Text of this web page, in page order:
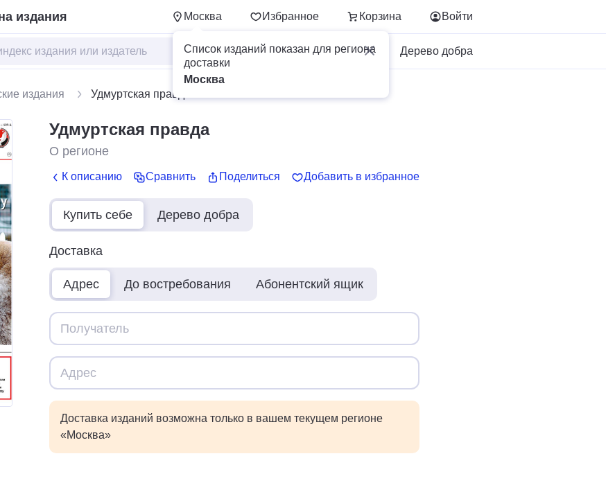
издания Москва Избранное Корзина
Список изданий показан для региона
доставки
Москва
Войти
Для бизнеса Дерево добра
издания Удмуртская правда
Удмуртская правда
О регионе
К описанию Сравнить Поделиться Добавить в избранное
Купить себе Дерево добра
Доставка
Адрес До востребования Абонентский ящик
Доставка изданий возможна только в вашем текущем регионе
«Москва»